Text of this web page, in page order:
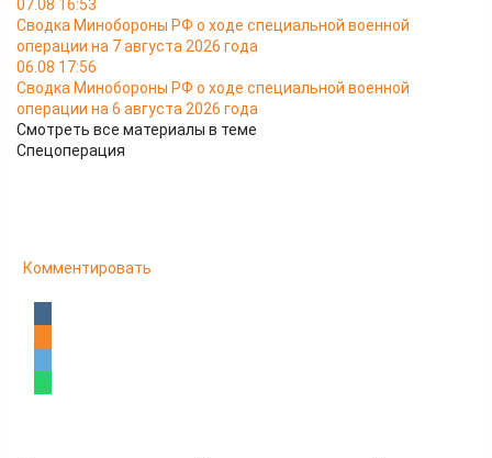
07.08 16:53
Сводка Минобороны РФ о ходе специальной военной
операции на 7 августа 2026 года
06.08 17:56
Сводка Минобороны РФ о ходе специальной военной
операции на 6 августа 2026 года
Смотреть все материалы в теме
Спецоперация
Комментировать